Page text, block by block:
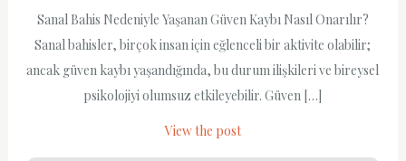
Sanal Bahis Nedeniyle Yaşanan Güven Kaybı Nasıl Onarılır?
Sanal bahisler, birçok insan için eğlenceli bir aktivite olabilir;
ancak güven kaybı yaşandığında, bu durum ilişkileri ve bireysel
psikolojiyi olumsuz etkileyebilir. Güven […]
View the post